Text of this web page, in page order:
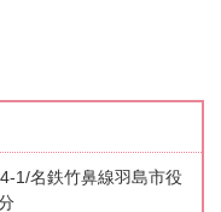
1/名鉄竹鼻線羽島市役